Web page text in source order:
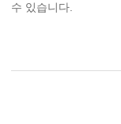
수 있습니다.